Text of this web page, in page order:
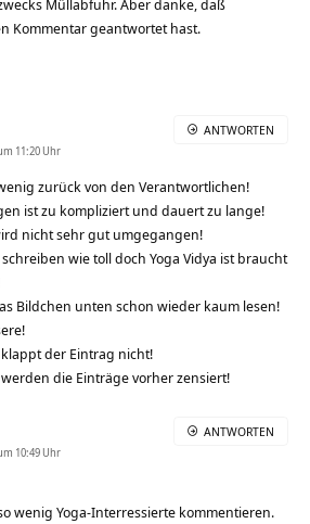
Müllabfuhr. Aber danke, daß
Kommentar geantwortet hast.
11:20 Uhr
zurück von den Verantwortlichen!
ist zu kompliziert und dauert zu lange!
nicht sehr gut umgegangen!
wie toll doch Yoga Vidya ist braucht
Bildchen unten schon wieder kaum lesen!
der Eintrag nicht!
die Einträge vorher zensiert!
ANTWORTEN
10:49 Uhr
wenig Yoga-Interressierte kommentieren.
ANTWORTEN